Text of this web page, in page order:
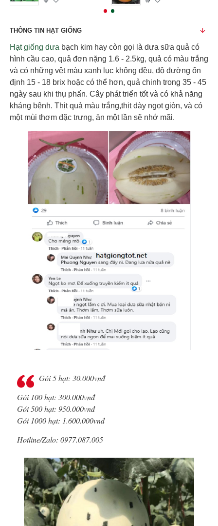
THÔNG TIN HẠT GIỐNG
Hạt giống dưa bạch kim hay còn gọi là dưa sữa quả có
hình cầu cao, quả đơn nặng 1.6 - 2.5kg, quả có màu trắng
và có những vệt màu xanh lục không đều, độ đường ổn
định 15 - 18 brix hoặc có thể hơn, quả chinh trong 35 - 45
ngày sau khi thụ phấn. Cây phát triển tốt và có khả năng
kháng bệnh. Thịt quả màu trắng,thịt dày ngọt giòn, và có
một mùi thơm đặc trưng, ăn một lần sẽ nhớ mãi.
Gói 5 hạt: 30.000vnđ
Gói 100 hạt: 300.000vnđ
Gói 500 hạt: 950.000vnđ
Gói 1000 hạt: 1.600.000vnđ
Hotline/Zalo: 0977.087.005